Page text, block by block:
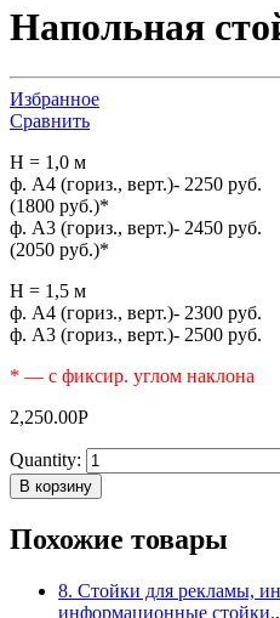
Напольная
Избранное
Сравнить
H = 1,0 м
ф. А4 (гориз., верт.)- 2250 руб.
(1800 руб.)*
ф. А3 (гориз., верт.)- 2450 руб.
(2050 руб.)*
H = 1,5 м
ф. А4 (гориз., верт.)- 2300 руб.
ф. А3 (гориз., верт.)- 2500 руб.
* — с фиксир. углом наклона
2,250.00Р
Quantity:
В корзину
Похожие товары
8. Стойки для рекламы,
информационные стойки.,